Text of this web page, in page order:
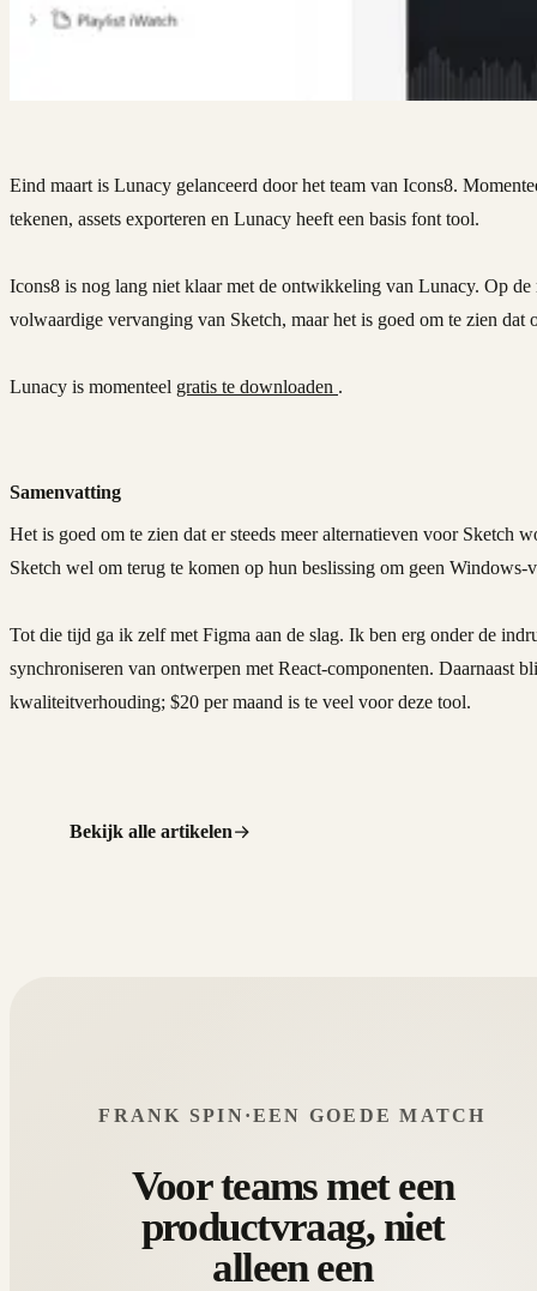
Eind maart is Lunacy gelanceerd door het team van Icons8.
tekenen, assets exporteren en Lunacy heeft een basis font tool.
Icons8 is nog lang niet klaar met de ontwikkeling van Lunacy. Op
volwaardige vervanging van Sketch, maar het is goed om te zien
Lunacy is momenteel gratis te downloaden .
Samenvatting
Het is goed om te zien dat er steeds meer alternatieven voor
Sketch wel om terug te komen op hun beslissing om geen Windows-
Tot die tijd ga ik zelf met Figma aan de slag. Ik ben erg onder de
synchroniseren van ontwerpen met React-componenten.
kwaliteitverhouding; $20 per maand is te veel voor deze tool.
Bekijk alle artikelen
FRANK SPIN·EEN GOEDE MATCH
Voor teams met een
productvraag, niet
alleen een